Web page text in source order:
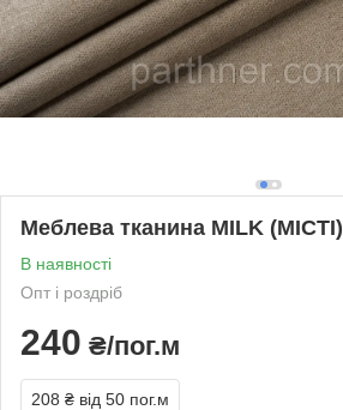
Меблева тканина MILK (МІСТІ)
В наявності
Опт і роздріб
240 ₴/пог.м
208 ₴ від 50 пог.м